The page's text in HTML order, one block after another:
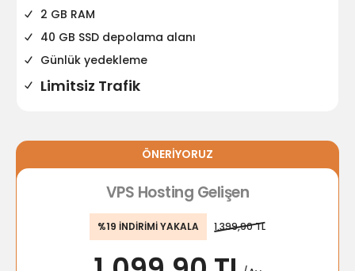
2 GB RAM
40 GB SSD depolama alanı
Günlük yedekleme
Limitsiz Trafik
ÖNERİYORUZ
VPS Hosting Gelişen
%19 İNDİRİMİ YAKALA 1.399,90 TL